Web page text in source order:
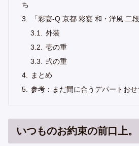
ち
「彩宴-Q 京都 彩宴 和・洋風 二
外装
壱の重
弐の重
まとめ
参考：まだ間に合うデパートお
いつものお約束の前口上。